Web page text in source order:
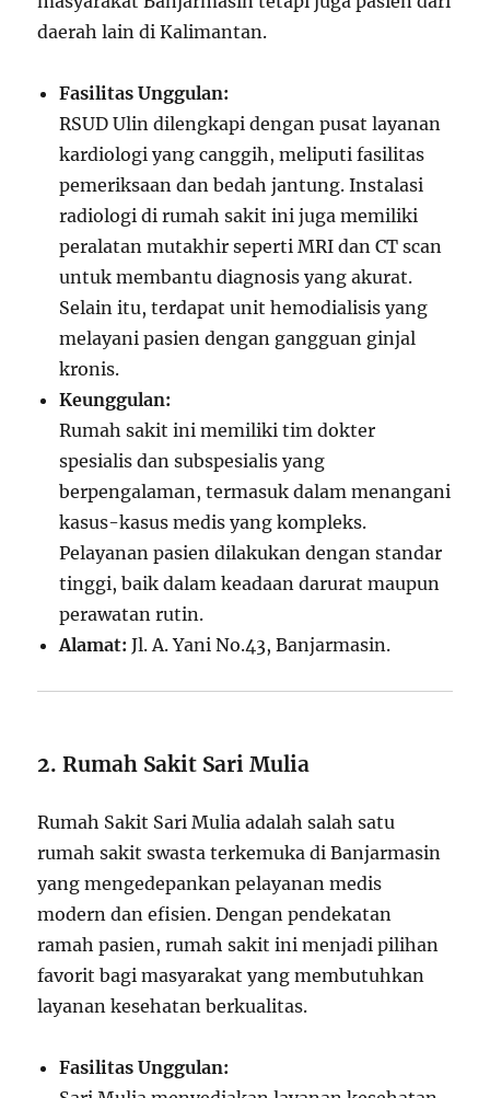
daerah lain di Kalimantan.
Fasilitas Unggulan:
RSUD Ulin dilengkapi dengan pusat layanan
kardiologi yang canggih, meliputi fasilitas
pemeriksaan dan bedah jantung. Instalasi
radiologi di rumah sakit ini juga memiliki
peralatan mutakhir seperti MRI dan CT scan
untuk membantu diagnosis yang akurat.
Selain itu, terdapat unit hemodialisis yang
melayani pasien dengan gangguan ginjal
kronis.
Keunggulan:
Rumah sakit ini memiliki tim dokter
spesialis dan subspesialis yang
berpengalaman, termasuk dalam menangani
kasus-kasus medis yang kompleks.
Pelayanan pasien dilakukan dengan standar
tinggi, baik dalam keadaan darurat maupun
perawatan rutin.
Alamat: Jl. A. Yani No.43, Banjarmasin.
2. Rumah Sakit Sari Mulia
Rumah Sakit Sari Mulia adalah salah satu
rumah sakit swasta terkemuka di Banjarmasin
yang mengedepankan pelayanan medis
modern dan efisien. Dengan pendekatan
ramah pasien, rumah sakit ini menjadi pilihan
favorit bagi masyarakat yang membutuhkan
layanan kesehatan berkualitas.
Fasilitas Unggulan: